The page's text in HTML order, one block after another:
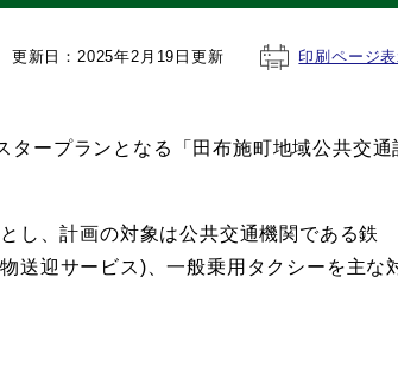
更新日：2025年2月19日更新 印刷ページ
ープランとなる「田布施町地域公共交通
し、計画の対象は公共交通機関である鉄
送迎サービス)、一般乗用タクシーを主な